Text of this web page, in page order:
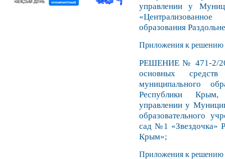
управлении у
образования
Приложения к решению
РЕШЕНИЕ № 471-2/20
основных средств
муниципального
Республики
управлении у
образовательного
сад №1 «Звездочка»
Крым»;
Приложения к решению